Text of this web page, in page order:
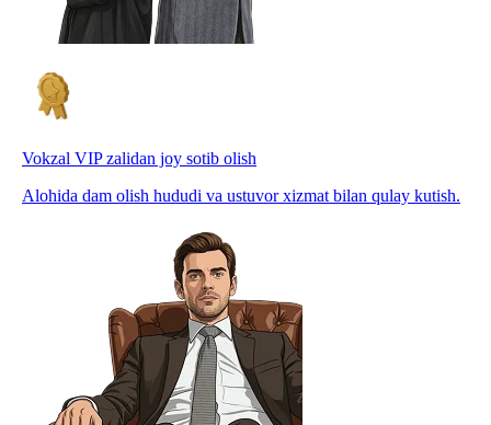
Vokzal VIP zalidan joy sotib olish
Alohida dam olish hududi va ustuvor xizmat bilan qulay kutish.